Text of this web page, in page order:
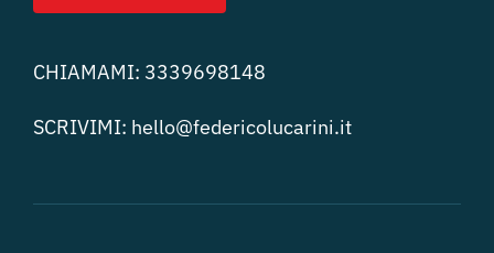
CHIAMAMI: 3339698148
SCRIVIMI: hello@federicolucarini.it